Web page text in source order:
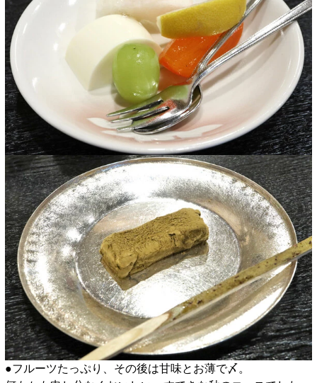
●フルーツたっぷり、その後は甘味とお薄で〆。